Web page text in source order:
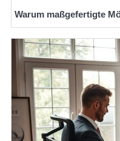
Warum maßgefertigte